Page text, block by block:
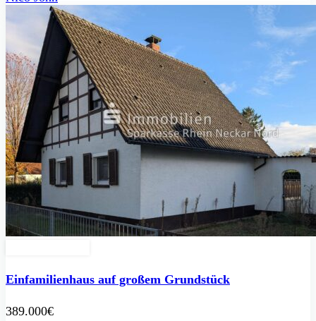
Einfamilienhaus auf großem Grundstück
389.000€